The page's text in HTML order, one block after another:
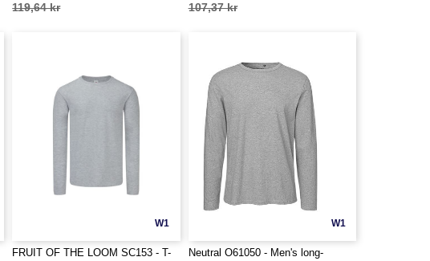
119,64 kr 107,37 kr
W1
FRUIT OF THE LOOM SC153 - T-
W1
Neutral O61050 - Men's long-